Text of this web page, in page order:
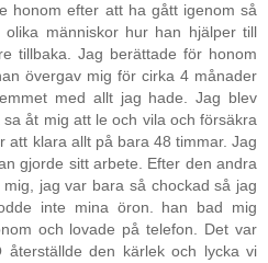
honom efter att ha gått igenom så
olika människor hur han hjälper till
tillbaka. Jag berättade för honom
övergav mig för cirka 4 månader
med allt jag hade. Jag blev
åt mig att le och vila och försäkra
att klara allt på bara 48 timmar. Jag
gjorde sitt arbete. Efter den andra
jag var bara så chockad så jag
inte mina öron. han bad mig
och lovade på telefon. Det var
återställde den kärlek och lycka vi